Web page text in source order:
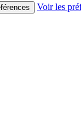
Voir les